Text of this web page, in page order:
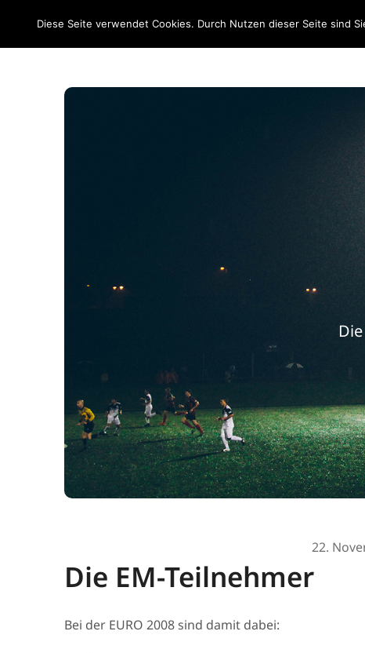
EM 2020
22.
Die EM-Teilnehmer
Bei der EURO 2008 sind damit dabei:
Diese Seite verwendet Cookies. Durch Nutzen dieser Seite sind